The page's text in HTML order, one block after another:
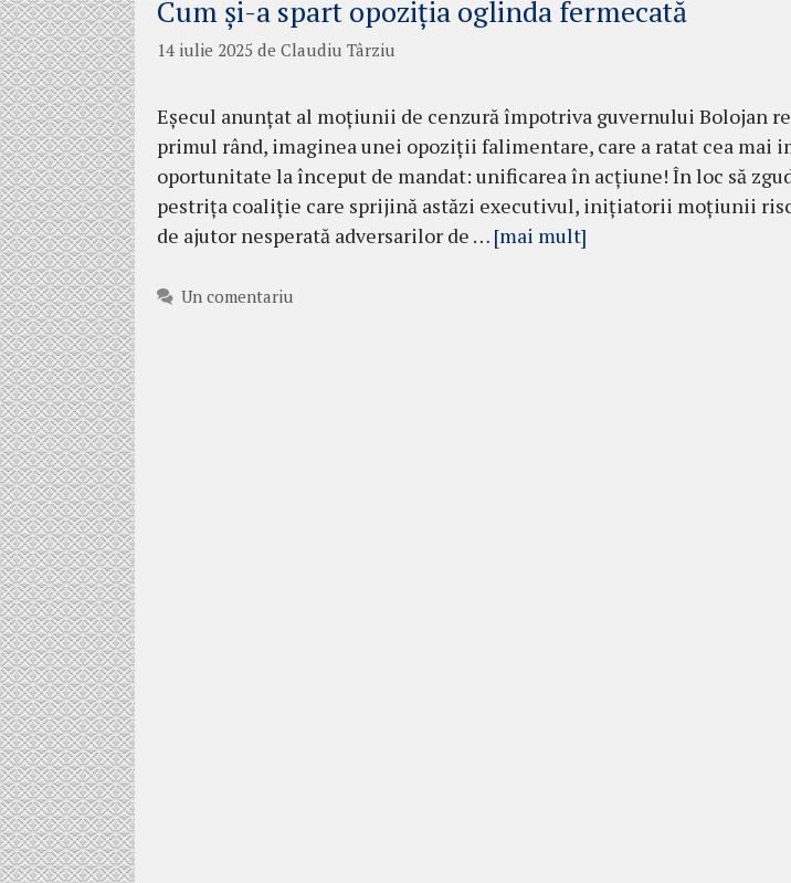
Cum și-a spart opoziția oglinda fermecată
14 iulie 2025 de Claudiu Târziu
Eșecul anunțat al moțiunii de cenzură împotriva guvernului Bolojan
primul rând, imaginea unei opoziții falimentare, care a ratat cea mai
oportunitate la început de mandat: unificarea în acțiune! În loc să
pestrița coaliție care sprijină astăzi executivul, inițiatorii moțiunii
de ajutor nesperată adversarilor de … [mai mult]
Un comentariu